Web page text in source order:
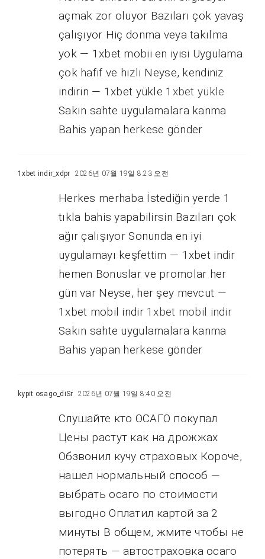
açmak zor oluyor Bazıları çok yavaş
çalışıyor Hiç donma veya takılma
yok — 1xbet mobii en iyisi Uygulama
çok hafif ve hızlı Neyse, kendiniz
indirin — 1xbet yükle 1xbet yükle
Sakın sahte uygulamalara kanma
Bahis yapan herkese gönder
1xbet indir_xdpr 2026년 07월 19일 8:23 오전
Herkes merhaba İstediğin yerde 1
tıkla bahis yapabilirsin Bazıları çok
ağır çalışıyor Sonunda en iyi
uygulamayı keşfettim — 1xbet indir
hemen Bonuslar ve promolar her
gün var Neyse, her şey mevcut —
1xbet mobil indir 1xbet mobil indir
Sakın sahte uygulamalara kanma
Bahis yapan herkese gönder
kypit osago_diSr 2026년 07월 19일 8:40 오전
Слушайте кто ОСАГО покупал
Цены растут как на дрожжах
Обзвонил кучу страховых Короче,
нашел нормальный способ —
выбрать осаго по стоимости
выгодно Оплатил картой за 2
минуты В общем, жмите чтобы не
потерять — автостраховка осаго